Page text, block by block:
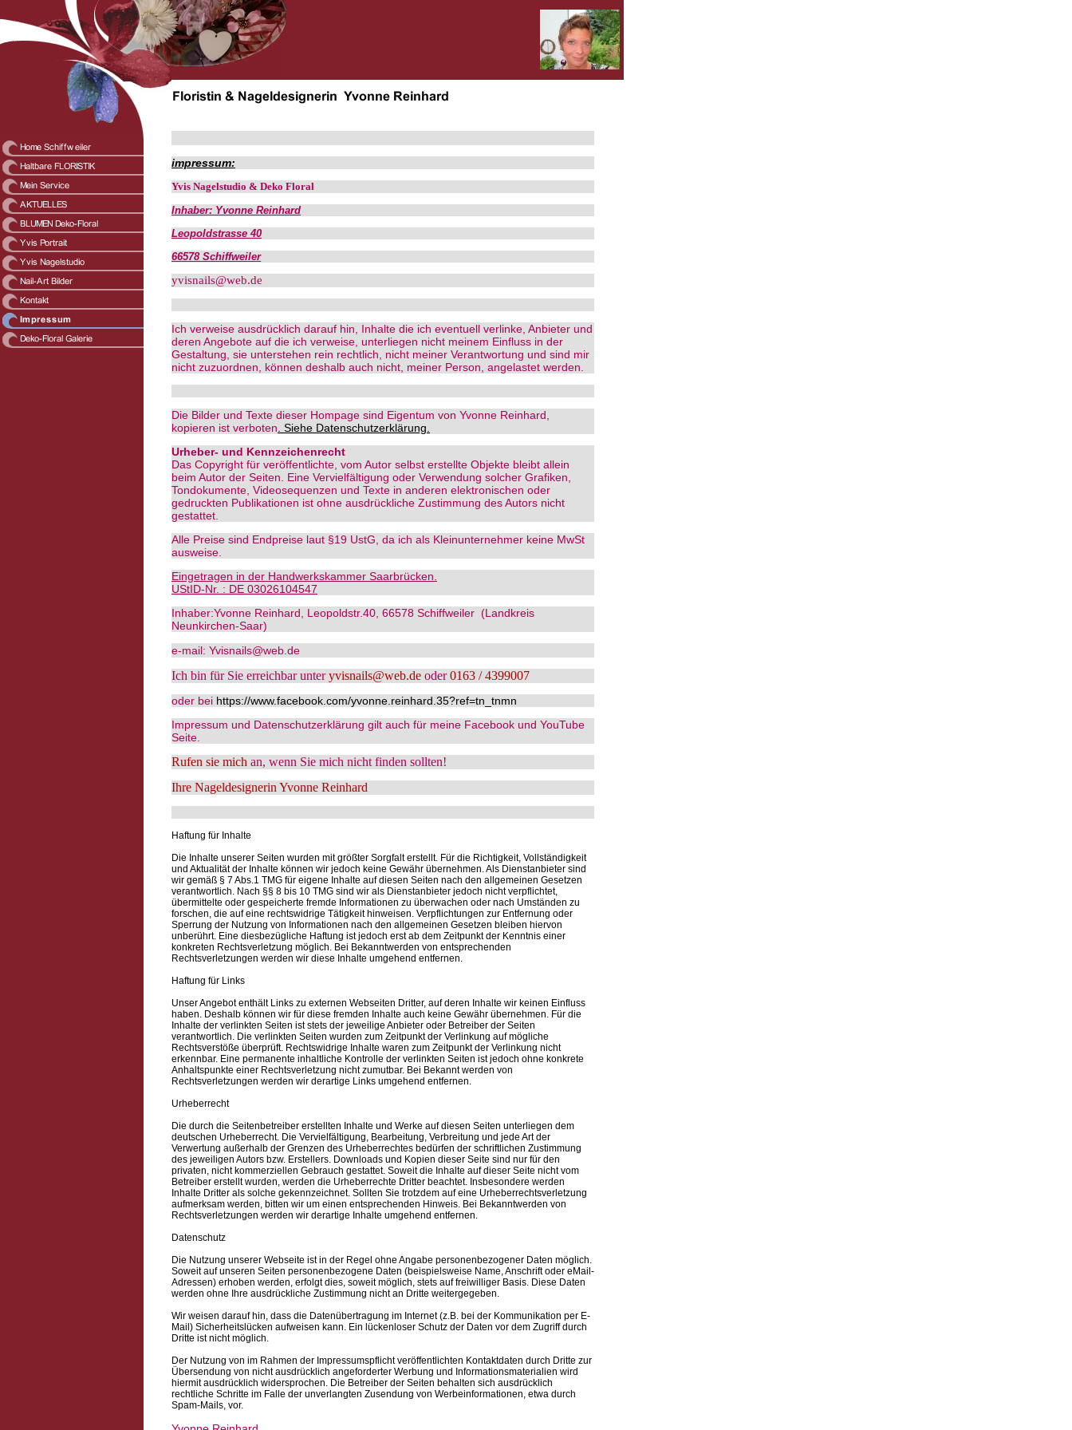
impressum:
Yvis Nagelstudio & Deko Floral
Inhaber: Yvonne Reinhard
Leopoldstrasse 40
66578 Schiffweiler
yvisnails@web.de
Ich verweise ausdrücklich darauf hin, Inhalte die ich eventuell verlinke, Anbieter und
deren Angebote auf die ich verweise, unterliegen nicht meinem Einfluss in der
Gestaltung, sie unterstehen rein rechtlich, nicht meiner Verantwortung und sind mir
nicht zuzuordnen, können deshalb auch nicht, meiner Person, angelastet werden.
Die Bilder und Texte dieser Hompage sind Eigentum von Yvonne Reinhard,
kopieren ist verboten . Siehe Datenschutzerklärung.
Urheber- und Kennzeichenrecht
Das Copyright für veröffentlichte, vom Autor selbst erstellte Objekte bleibt allein
beim Autor der Seiten. Eine Vervielfältigung oder Verwendung solcher Grafiken,
Tondokumente, Videosequenzen und Texte in anderen elektronischen oder
gedruckten Publikationen ist ohne ausdrückliche Zustimmung des Autors nicht
gestattet.
Alle Preise sind Endpreise laut §19 UstG, da ich als Kleinunternehmer keine MwSt
ausweise.
Eingetragen in der Handwerkskammer Saarbrücken.
UStID-Nr. : DE 03026104547
Inhaber:Yvonne Reinhard, Leopoldstr.40, 66578 Schiffweiler (Landkreis
Neunkirchen-Saar)
e-mail: Yvisnails@web.de
Ich bin für Sie erreichbar unteryvisnails@web.de oder0163 / 4399007
oder bei https://www.facebook.com/yvonne.reinhard.35?ref=tn_tnmn
Impressum und Datenschutzerklärung gilt auch für meine Facebook und YouTube
Seite.
Rufen sie mich an, wenn Sie mich nicht finden sollten!
Ihre Nageldesignerin Yvonne Reinhard
Haftung für Inhalte
Die Inhalte unserer Seiten wurden mit größter Sorgfalt erstellt. Für die Richtigkeit, Vollständigkeit
und Aktualität der Inhalte können wir jedoch keine Gewähr übernehmen. Als Dienstanbieter sind
wir gemäß § 7 Abs.1 TMG für eigene Inhalte auf diesen Seiten nach den allgemeinen Gesetzen
verantwortlich. Nach §§ 8 bis 10 TMG sind wir als Dienstanbieter jedoch nicht verpflichtet,
übermittelte oder gespeicherte fremde Informationen zu überwachen oder nach Umständen zu
forschen, die auf eine rechtswidrige Tätigkeit hinweisen. Verpflichtungen zur Entfernung oder
Sperrung der Nutzung von Informationen nach den allgemeinen Gesetzen bleiben hiervon
unberührt. Eine diesbezügliche Haftung ist jedoch erst ab dem Zeitpunkt der Kenntnis einer
konkreten Rechtsverletzung möglich. Bei Bekanntwerden von entsprechenden
Rechtsverletzungen werden wir diese Inhalte umgehend entfernen.
Haftung für Links
Unser Angebot enthält Links zu externen Webseiten Dritter, auf deren Inhalte wir keinen Einfluss
haben. Deshalb können wir für diese fremden Inhalte auch keine Gewähr übernehmen. Für die
Inhalte der verlinkten Seiten ist stets der jeweilige Anbieter oder Betreiber der Seiten
verantwortlich. Die verlinkten Seiten wurden zum Zeitpunkt der Verlinkung auf mögliche
Rechtsverstöße überprüft. Rechtswidrige Inhalte waren zum Zeitpunkt der Verlinkung nicht
erkennbar. Eine permanente inhaltliche Kontrolle der verlinkten Seiten ist jedoch ohne konkrete
Anhaltspunkte einer Rechtsverletzung nicht zumutbar. Bei Bekannt werden von
Rechtsverletzungen werden wir derartige Links umgehend entfernen.
Urheberrecht
Die durch die Seitenbetreiber erstellten Inhalte und Werke auf diesen Seiten unterliegen dem
deutschen Urheberrecht. Die Vervielfältigung, Bearbeitung, Verbreitung und jede Art der
Verwertung außerhalb der Grenzen des Urheberrechtes bedürfen der schriftlichen Zustimmung
des jeweiligen Autors bzw. Erstellers. Downloads und Kopien dieser Seite sind nur für den
privaten, nicht kommerziellen Gebrauch gestattet. Soweit die Inhalte auf dieser Seite nicht vom
Betreiber erstellt wurden, werden die Urheberrechte Dritter beachtet. Insbesondere werden
Inhalte Dritter als solche gekennzeichnet. Sollten Sie trotzdem auf eine Urheberrechtsverletzung
aufmerksam werden, bitten wir um einen entsprechenden Hinweis. Bei Bekanntwerden von
Rechtsverletzungen werden wir derartige Inhalte umgehend entfernen.
Datenschutz
Die Nutzung unserer Webseite ist in der Regel ohne Angabe personenbezogener Daten möglich.
Soweit auf unseren Seiten personenbezogene Daten (beispielsweise Name, Anschrift oder eMail-
Adressen) erhoben werden, erfolgt dies, soweit möglich, stets auf freiwilliger Basis. Diese Daten
werden ohne Ihre ausdrückliche Zustimmung nicht an Dritte weitergegeben.
Wir weisen darauf hin, dass die Datenübertragung im Internet (z.B. bei der Kommunikation per E-
Mail) Sicherheitslücken aufweisen kann. Ein lückenloser Schutz der Daten vor dem Zugriff durch
Dritte ist nicht möglich.
Der Nutzung von im Rahmen der Impressumspflicht veröffentlichten Kontaktdaten durch Dritte zur
Übersendung von nicht ausdrücklich angeforderter Werbung und Informationsmaterialien wird
hiermit ausdrücklich widersprochen. Die Betreiber der Seiten behalten sich ausdrücklich
rechtliche Schritte im Falle der unverlangten Zusendung von Werbeinformationen, etwa durch
Spam-Mails, vor.